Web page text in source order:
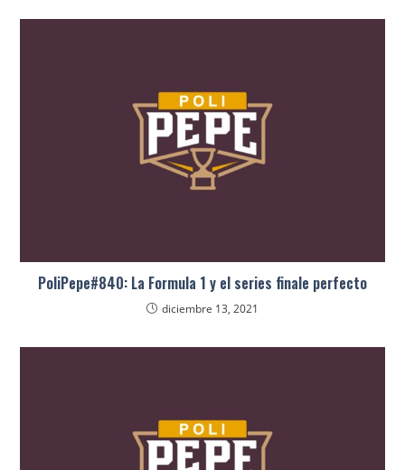
PoliPepe#840: La Formula 1 y el series finale perfecto
diciembre 13, 2021